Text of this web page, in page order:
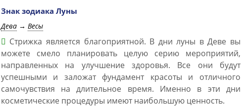
Знак зодиака Луны
Дева→ Весы
Стрижка является благоприятной. В дни луны в Деве вы
можете смело планировать целую серию мероприятий,
направленных на улучшение здоровья. Все они будут
успешными и заложат фундамент красоты и отличного
самочувствия на длительное время. Именно в эти дни
косметические процедуры имеют наибольшую ценность.